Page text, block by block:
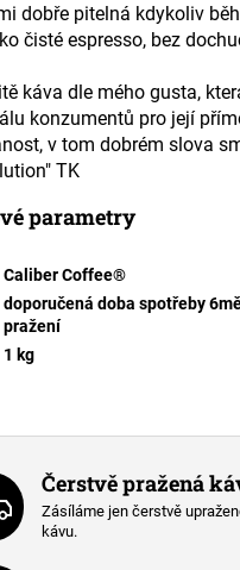
dobře pitelná kdykoliv
čisté espresso, bez
káva dle mého gusta,
konzumentů pro její
v tom dobrém slova
TK
parametry
Caliber Coffee®
doporučená doba spotřeby
pražení
1 kg
Čerstvě pražená
Zásíláme jen čerstvě
kávu.